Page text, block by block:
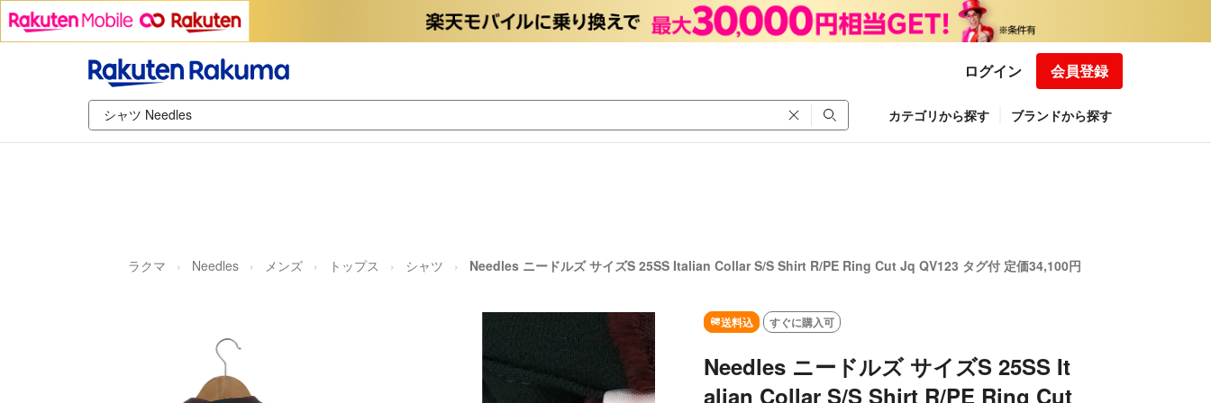
ログイン 会員登録
カテゴリから探す ブランドから探す
ラクマ Needles メンズ トップス シャツ Needles ニードルズ サイズS 25SS Italian Collar S/S Shirt R/PE Ring Cut Jq QV123 タグ付 定価34,100円
送料込 すぐに購入可
Needles ニードルズ サイズS 25SS It
alian Collar S/S Shirt R/PE Ring Cut